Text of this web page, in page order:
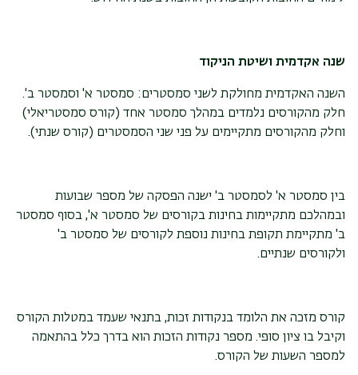
שנה אקדמית ושיטת הניקוד
השנה האקדמית מחולקת לשני סמסטרים: סמסטר א' וסמסטר ב'.
חלק מהקורסים נלמדים במהלך סמסטר אחד (קורס סמסטריאלי)
וחלק מהקורסים מתקיימים על פני שני הסמסטרים (קורס שנתי).
בין סמסטר א' לסמסטר ב' ישנה הפסקה של מספר שבועות
ובמהלכם מתקיימות בחינות בקורסים של סמסטר א', בסוף סמסטר
ב' מתקיימת תקופת בחינות נוספת לקורסים של סמסטר ב'
ולקורסים שנתיים.
קורס מזכה את הלומד בנקודות זכות, בתנאי שעמד במטלות הקורס
וקיבל בו ציון סופי. מספר נקודות הזכות הוא בדרך כלל בהתאמה
למספר השעות של הקורס.